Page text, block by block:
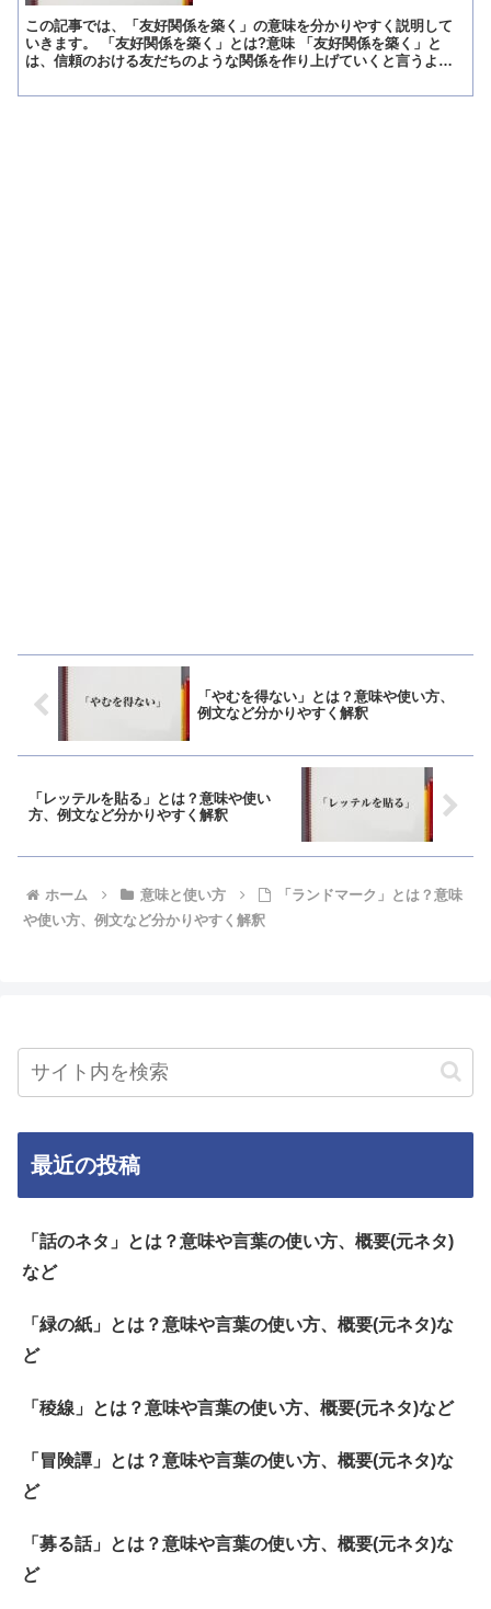
この記事では、「友好関係を築く」の意味を分かりやすく説明して
いきます。 「友好関係を築く」とは?意味 「友好関係を築く」と
は、信頼のおける友だちのような関係を作り上げていくと言うよう
「やむを得ない」とは？意味や使い方、
例文など分かりやすく解釈
「レッテルを貼る」とは？意味や使い
方、例文など分かりやすく解釈
ホーム 意味と使い方
「ランドマーク」とは？意味
や使い方、例文など分かりやすく解釈
最近の投稿
「話のネタ」とは？意味や言葉の使い方、概要(元ネタ)
など
「緑の紙」とは？意味や言葉の使い方、概要(元ネタ)な
ど
「稜線」とは？意味や言葉の使い方、概要(元ネタ)など
「冒険譚」とは？意味や言葉の使い方、概要(元ネタ)な
ど
「募る話」とは？意味や言葉の使い方、概要(元ネタ)な
ど